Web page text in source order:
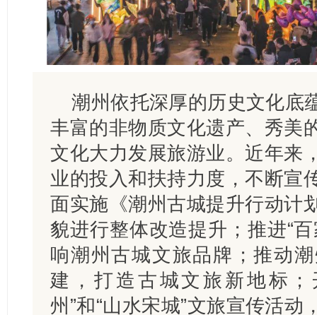
潮州依托深厚的历史文化底
丰富的非物质文化遗产、秀美
文化大力发展旅游业。近年来
业的投入和扶持力度，不断宣
面实施《潮州古城提升行动计
貌进行整体改造提升；推进“
响潮州古城文旅品牌；推动
建，打造古城文旅新地标
州”和“山水宋城”文旅宣传活